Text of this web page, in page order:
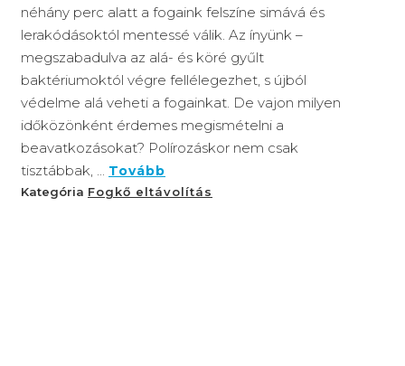
néhány perc alatt a fogaink felszíne simává és
lerakódásoktól mentessé válik. Az ínyünk –
megszabadulva az alá- és köré gyűlt
baktériumoktól végre fellélegezhet, s újból
védelme alá veheti a fogainkat. De vajon milyen
időközönként érdemes megismételni a
beavatkozásokat? Polírozáskor nem csak
tisztábbak, ... Tovább
Kategória Fogkő eltávolítás